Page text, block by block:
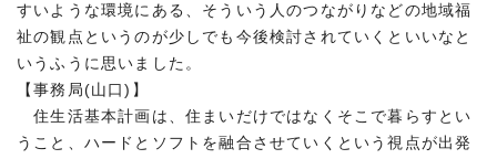
すいような環境にある、そういう人のつながりなどの地域福
祉の観点というのが少しでも今後検討されていくといいなと
いうふうに思いました。
【事務局(山口)】
住生活基本計画は、住まいだけではなくそこで暮らすとい
うこと、ハードとソフトを融合させていくという視点が出発